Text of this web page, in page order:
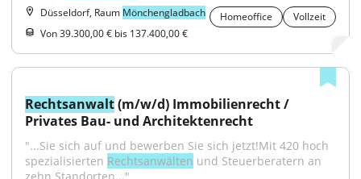
Düsseldorf, Raum Mönchengladbach Homeoffice
Vollzeit
Von 39.300,00 € bis 137.400,00 €
Rechtsanwalt (m/w/d) Immobilienrecht /
Privates Bau- und Architektenrecht
"...Sie sich auf und bewerben Sie sich jetzt!Mit 420 hoch
spezialisierten Rechtsanwälten und Steuerberatern an